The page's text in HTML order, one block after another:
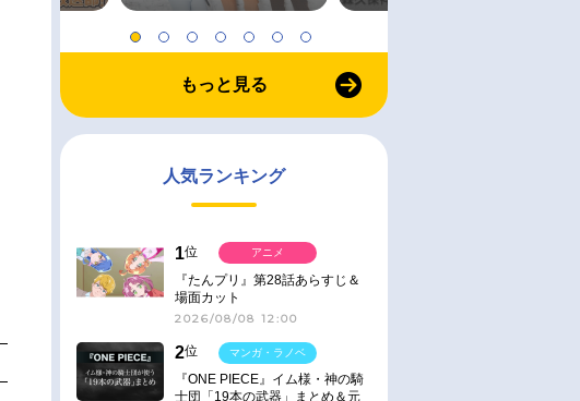
もっと見る
人気ランキング
1位
『たんプリ』第28話あらすじ＆
場面カット
2026/08/08 12:00
アニメ
2位
『ONE PIECE』イム様・神の騎
士団「19本の武器」まとめ＆元
マンガ・ラノベ